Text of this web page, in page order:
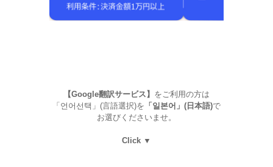
【Google翻訳サービス】 をご利用の方は
「언어선택」(言語選択)を 「일본어」(日本語)で
お選びくださいませ。
Click ▼